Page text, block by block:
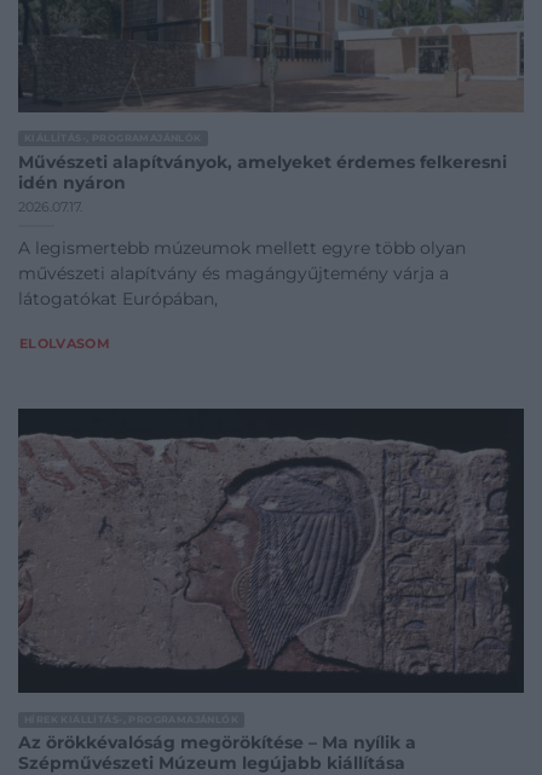
Művészeti alapítványok, amelyeket érdemes felkeresni
idén nyáron
2026.07.17.
A legismertebb múzeumok mellett egyre több olyan
művészeti alapítvány és magángyűjtemény várja a
látogatókat Európában,
ELOLVASOM
Az örökkévalóság megörökítése – Ma nyílik a
Szépművészeti Múzeum legújabb kiállítása